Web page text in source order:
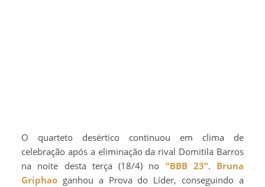
O quarteto desértico continuou em clima de
celebração após a eliminação da rival Domitila Barros
na noite desta terça (18/4) no “BBB 23”. Bruna
Griphao ganhou a Prova do Líder, conseguindo a